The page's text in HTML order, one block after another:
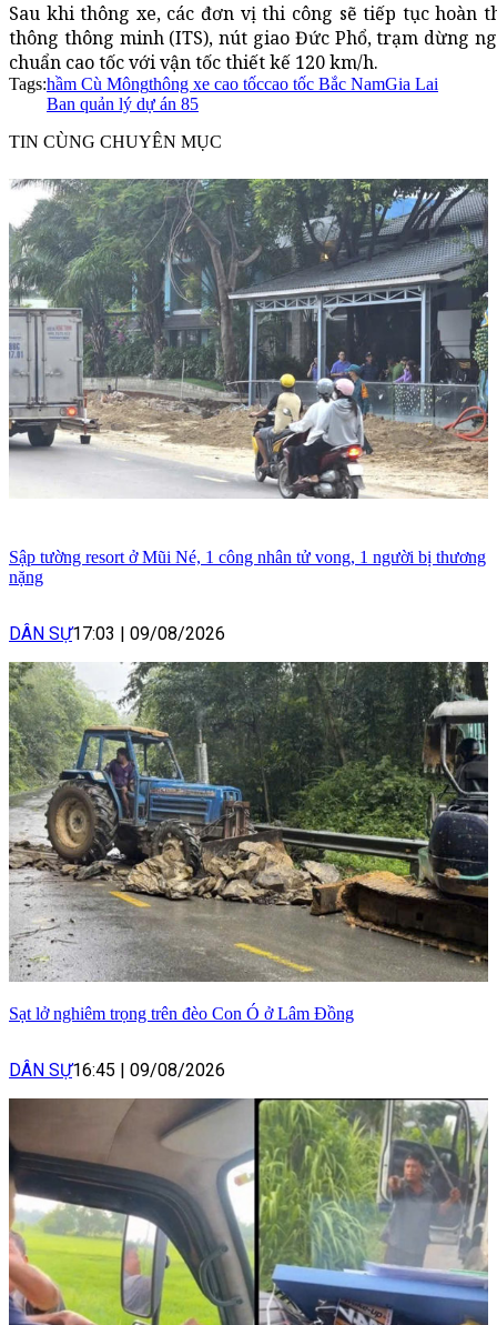
Sau khi thông xe, các đơn vị thi công sẽ tiếp tục
thông thông minh (ITS), nút giao Đức Phổ, trạm dừng
chuẩn cao tốc với vận tốc thiết kế 120 km/h.
Tags:hầm Cù Môngthông xe cao tốccao tốc Bắc NamGia Lai
Ban quản lý dự án 85
TIN CÙNG CHUYÊN MỤC
Sập tường resort ở Mũi Né, 1 công nhân tử vong, 1 người bị thương
nặng
DÂN SỰ17:03 09/08/2026
Sạt lở nghiêm trọng trên đèo Con Ó ở Lâm Đồng
DÂN SỰ16:45 09/08/2026